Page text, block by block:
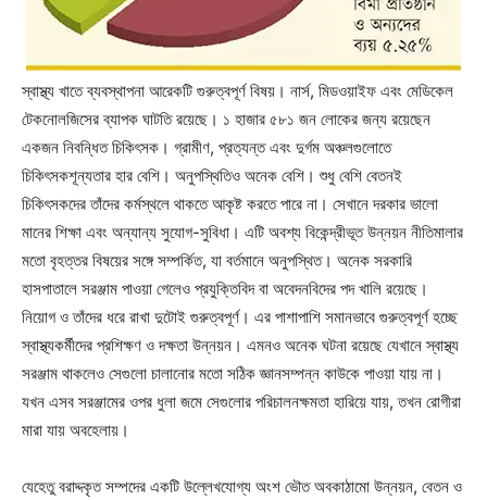
স্বাস্থ্য খাতে ব্যবস্থাপনা আরেকটি গুরুত্বপূর্ণ বিষয়। নার্স, মিডওয়াইফ এবং মেডিকেল
টেকনোলজিসের ব্যাপক ঘাটতি রয়েছে। ১ হাজার ৫৮১ জন লোকের জন্য রয়েছেন
একজন নিবন্ধিত চিকিৎসক। গ্রামীণ, প্রত্যন্ত এবং দুর্গম অঞ্চলগুলোতে
চিকিৎসকশূন্যতার হার বেশি। অনুপস্থিতিও অনেক বেশি। শুধু বেশি বেতনই
চিকিৎসকদের তাঁদের কর্মস্থলে থাকতে আকৃষ্ট করতে পারে না। সেখানে দরকার ভালো
মানের শিক্ষা এবং অন্যান্য সুযোগ-সুবিধা। এটি অবশ্য বিকেন্দ্রীভূত উন্নয়ন নীতিমালার
মতো বৃহত্তর বিষয়ের সঙ্গে সম্পর্কিত, যা বর্তমানে অনুপস্থিত। অনেক সরকারি
হাসপাতালে সরঞ্জাম পাওয়া গেলেও প্রযুক্তিবিদ বা অবেদনবিদের পদ খালি রয়েছে।
নিয়োগ ও তাঁদের ধরে রাখা দুটোই গুরুত্বপূর্ণ। এর পাশাপাশি সমানভাবে গুরুত্বপূর্ণ হচ্ছে
স্বাস্থ্যকর্মীদের প্রশিক্ষণ ও দক্ষতা উন্নয়ন। এমনও অনেক ঘটনা রয়েছে যেখানে স্বাস্থ্য
সরঞ্জাম থাকলেও সেগুলো চালানোর মতো সঠিক জ্ঞানসম্পন্ন কাউকে পাওয়া যায় না।
যখন এসব সরঞ্জামের ওপর ধুলা জমে সেগুলোর পরিচালনক্ষমতা হারিয়ে যায়, তখন রোগীরা
মারা যায় অবহেলায়।
যেহেতু বরাদ্দকৃত সম্পদের একটি উল্লেখযোগ্য অংশ ভৌত অবকাঠামো উন্নয়ন, বেতন ও